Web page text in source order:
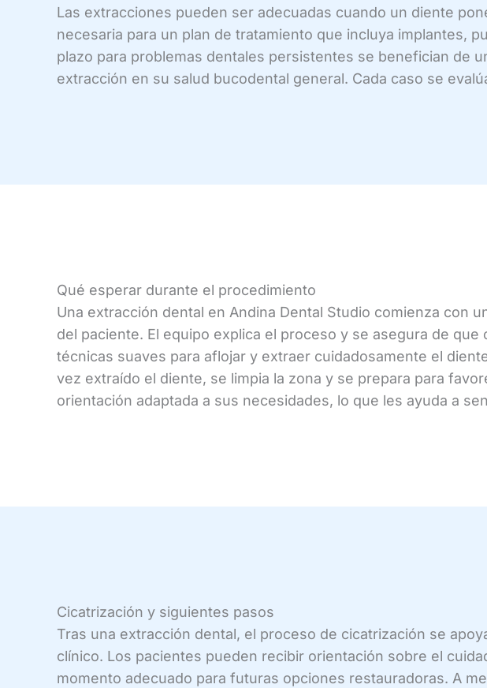
Las extracciones pueden ser adecuadas cuando un diente
necesaria para un plan de tratamiento que incluya implantes,
plazo para problemas dentales persistentes se benefician de
extracción en su salud bucodental general. Cada caso se
Qué esperar durante el procedimiento
Una extracción dental en Andina Dental Studio comienza con
del paciente. El equipo explica el proceso y se asegura de
técnicas suaves para aflojar y extraer cuidadosamente el
vez extraído el diente, se limpia la zona y se prepara para
orientación adaptada a sus necesidades, lo que les ayuda a
Cicatrización y siguientes pasos
Tras una extracción dental, el proceso de cicatrización se
clínico. Los pacientes pueden recibir orientación sobre el
momento adecuado para futuras opciones restauradoras. A